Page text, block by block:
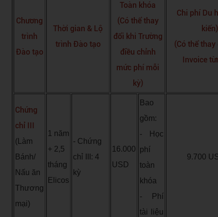
Chương
trình
Đào tạo
Thời gian & Lộ
trình Đào tạo
Toàn khóa
(Có thể thay
đổi khi Trường
điều chỉnh
mức phí mỗi
kỳ)
Chi phí Du
kiến)
(Có thể
Invoice
Chứng
chỉ III
(Làm
Bánh/
Nấu ăn
Thương
mại)
1 năm
+ 2,5
tháng
Elicos
- Chứng
chỉ III: 4
kỳ
16.000
USD
Bao
gồm:
- Học
phí
toàn
khóa
- Phí
tài liệu
9.700